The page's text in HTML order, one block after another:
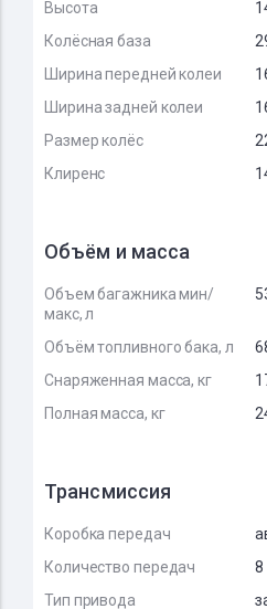
Высота
Колёсная база
Ширина передней колеи
Ширина задней колеи
Размер колёс
Клиренс
Объём и масса
Объем багажника мин/
макс, л
Объём топливного бака, л
Снаряженная масса, кг
Полная масса, кг
Трансмиссия
Коробка передач
Количество передач
8
Тип привода